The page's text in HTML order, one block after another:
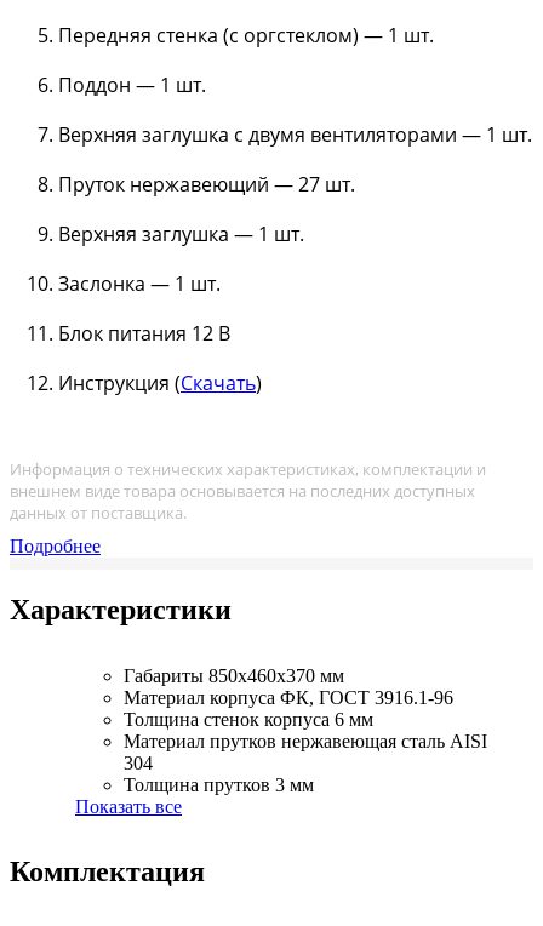
Передняя стенка (с оргстеклом) — 1 шт.
Поддон — 1 шт.
Верхняя заглушка с двумя вентиляторами — 1 шт.
Пруток нержавеющий — 27 шт.
Верхняя заглушка — 1 шт.
Заслонка — 1 шт.
Блок питания 12 В
Инструкция (Скачать)
Информация о технических характеристиках, комплектации и
внешнем виде товара основывается на последних доступных
данных от поставщика.
Подробнее
Характеристики
Габариты 850х460х370 мм
Материал корпуса ФК, ГОСТ 3916.1-96
Толщина стенок корпуса 6 мм
Материал прутков нержавеющая сталь AISI
304
Толщина прутков 3 мм
Показать все
Комплектация